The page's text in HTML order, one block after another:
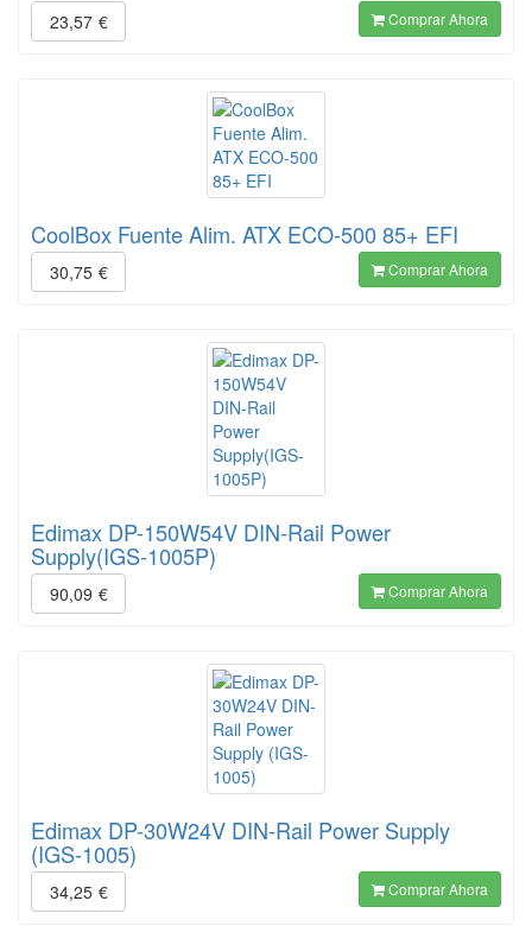
23,57 € Comprar Ahora
CoolBox Fuente Alim. ATX ECO-500 85+ EFI
30,75 € Comprar Ahora
Edimax DP-150W54V DIN-Rail Power
Supply(IGS-1005P)
90,09 € Comprar Ahora
Edimax DP-30W24V DIN-Rail Power Supply
(IGS-1005)
34,25 € Comprar Ahora